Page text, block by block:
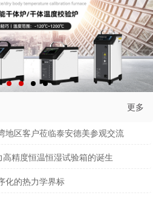
更多
区客户莅临泰安德美参观交流
精度恒温恒湿试验箱的诞生
化的热力学界标